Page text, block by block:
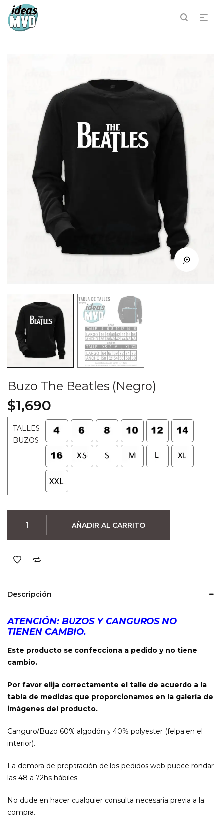
Buzo The Beatles (Negro)
$1,690
TALLES
BUZOS
Beatles
cantidad
AÑADIR AL CARRITO
Descripción
ATENCIÓN: BUZOS Y CANGUROS NO
TIENEN CAMBIO.
Este producto se confecciona a pedido y no tiene
cambio.
Por favor elija correctamente el talle de acuerdo a la
tabla de medidas que proporcionamos en la galería de
imágenes del producto.
Canguro/Buzo 60% algodón y 40% polyester (felpa en el
interior).
La demora de preparación de los pedidos web puede rondar
las 48 a 72hs hábiles.
No dude en hacer cualquier consulta necesaria previa a la
compra.